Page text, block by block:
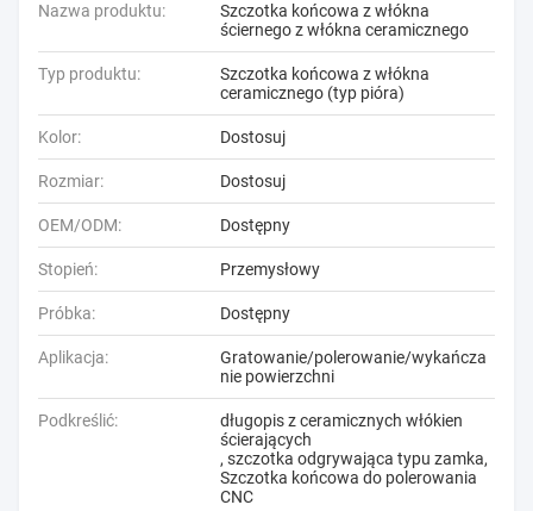
Nazwa produktu:
Szczotka końcowa z włókna
ściernego z włókna ceramicznego
Typ produktu:
Szczotka końcowa z włókna
ceramicznego (typ pióra)
Kolor: Dostosuj
Rozmiar: Dostosuj
OEM/ODM: Dostępny
Stopień: Przemysłowy
Próbka: Dostępny
Aplikacja:
Gratowanie/polerowanie/wykańcza
nie powierzchni
Podkreślić:
długopis z ceramicznych włókien
ścierających
, szczotka odgrywająca typu zamka,
Szczotka końcowa do polerowania
CNC